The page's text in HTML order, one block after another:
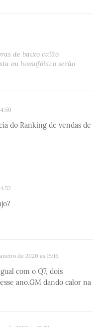
de baixo calão
ou homofóbico serão
do Ranking de vendas de
de 2020 às 15:16
com o Q7, dois
ano.GM dando calor na